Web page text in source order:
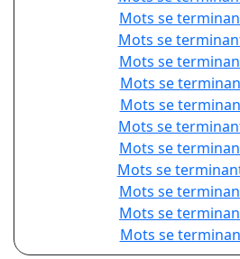
Mots se
Mots se
Mots se
Mots se
Mots se
Mots se
Mots se
Mots se
Mots se
Mots se
Mots se